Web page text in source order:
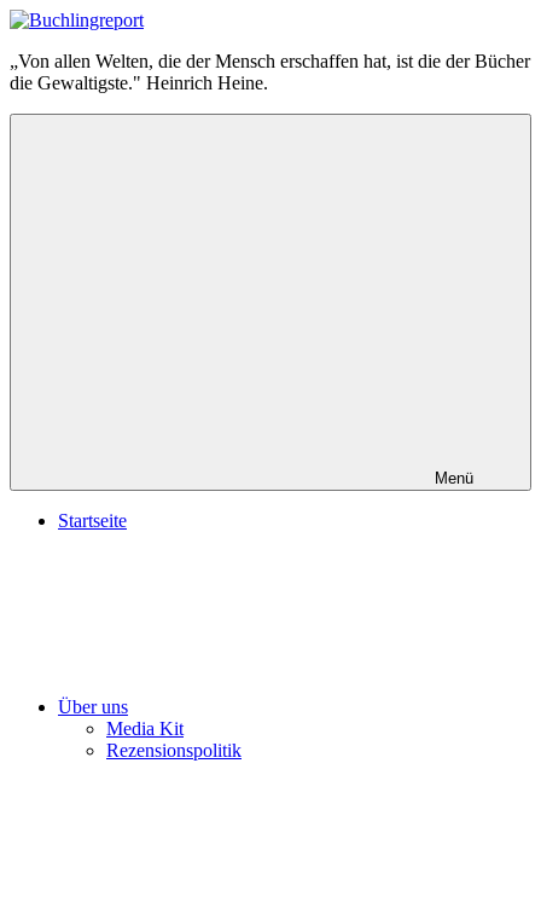
Zum
springen
Buchlingreport
„Von allen Welten, die der Mensch erschaffen hat, ist die der Bücher
die Gewaltigste." Heinrich Heine.
Menü
Startseite
Über uns
Media Kit
Rezensionspolitik